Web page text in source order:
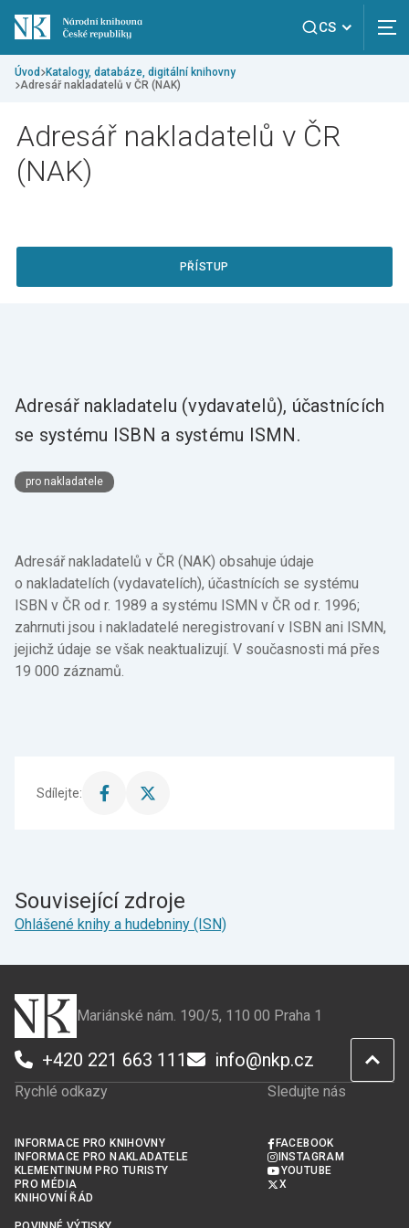
CS
Úvod
Katalogy, databáze, digitální knihovny
Adresář nakladatelů v ČR (NAK)
Adresář nakladatelů v ČR
(NAK)
PŘÍSTUP
Adresář nakladatelu (vydavatelů), účastnících
se systému ISBN a systému ISMN.
pro nakladatele
Adresář nakladatelů v ČR (NAK) obsahuje údaje
o nakladatelích (vydavatelích), účastnících se systému
ISBN v ČR od r. 1989 a systému ISMN v ČR od r. 1996;
zahrnuti jsou i nakladatelé neregistrovaní v ISBN ani ISMN,
jejichž údaje se však neaktualizují. V současnosti má přes
19 000 záznamů.
Sdílejte:
Sdílet
Sdílet
Související zdroje
Ohlášené knihy a hudebniny (ISN)
Mariánské nám. 190/5, 110 00 Praha 1
+420 221 663 111 info@nkp.cz
Rychlé odkazy
INFORMACE PRO KNIHOVNY
INFORMACE PRO NAKLADATELE
KLEMENTINUM PRO TURISTY
PRO MÉDIA
KNIHOVNÍ ŘÁD
Sledujte nás
FACEBOOK
INSTAGRAM
YOUTUBE
X